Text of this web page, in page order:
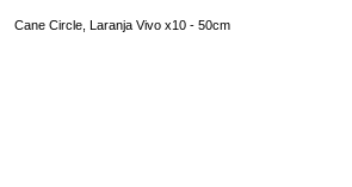
Cane Circle, Laranja Vivo x10 - 50cm